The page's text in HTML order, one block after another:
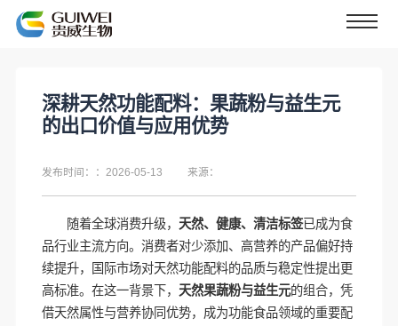
深耕天然功能配料：果蔬粉与益生元
的出口价值与应用优势
发布时间：：2026-05-13 来源：
随着全球消费升级， 天然、健康、清洁标签已成为食
品行业主流方向。消费者对少添加、高营养的产品偏好持
续提升，国际市场对天然功能配料的品质与稳定性提出更
高标准。在这一背景下， 天然果蔬粉与益生元的组合，凭
借天然属性与营养协同优势，成为功能食品领域的重要配